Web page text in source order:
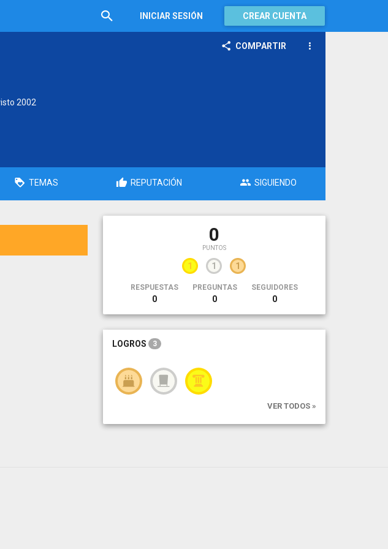
INICIAR SESIÓN CREAR CUENTA
COMPARTIR
2002
TEMAS REPUTACIÓN SIGUIENDO
0
PUNTOS
1 1 1
RESPUESTAS
0
PREGUNTAS
0
SEGUIDORES
0
LOGROS 3
VER TODOS »